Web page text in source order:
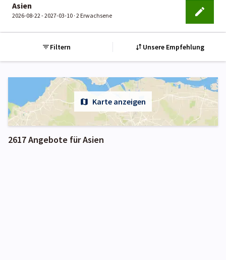
Asien
2026-08-22 - 2027-03-10 · 2 Erwachsene
Filtern Unsere Empfehlung
Karte anzeigen
2617 Angebote für Asien